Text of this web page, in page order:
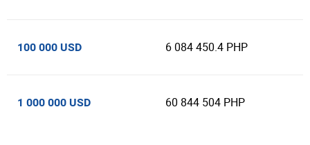
100 000 USD 6 084 450.4 PHP
1 000 000 USD 60 844 504 PHP